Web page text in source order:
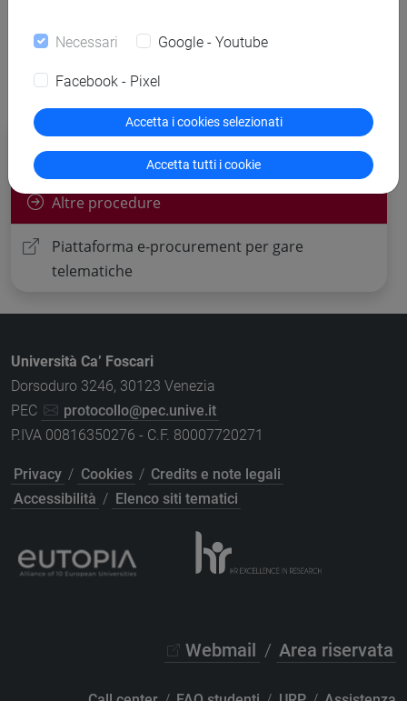
Procedure di gara per cui è possibile
presentare offerta
Altre procedure
Piattaforma e-procurement per gare
telematiche
Università Ca’ Foscari
Dorsoduro 3246, 30123 Venezia
PEC
protocollo@pec.unive.it
P.IVA 00816350276 - C.F. 80007720271
Privacy / Cookies / Credits e note legali
Accessibilità / Elenco siti tematici
Webmail / Area riservata
Necessari Google - Youtube
Facebook - Pixel
Accetta i cookies selezionati
Accetta tutti i cookie